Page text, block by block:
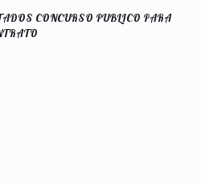
CONCURSO PUBLICO PARA